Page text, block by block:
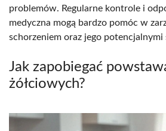
problemów. Regularne kontrole i
medyczna mogą bardzo pomóc w
schorzeniem oraz jego potencjalnymi
Jak zapobiegać
żółciowych?